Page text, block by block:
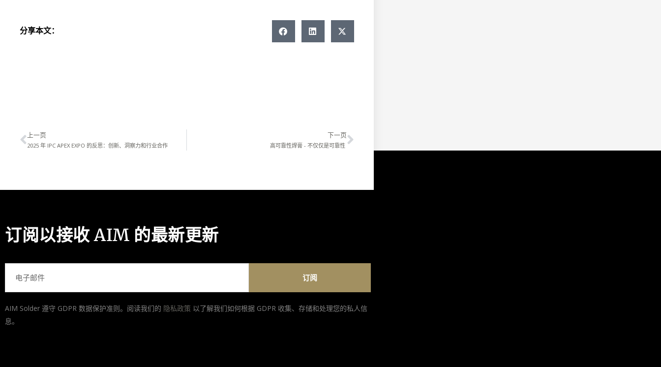
分享本文：
上一页
2025 年 IPC APEX EXPO 的反思：创新、洞察力和行业合作
下一页
高可靠性焊膏 - 不仅仅是可靠性
订阅以接收 AIM 的最新更新
件
订阅
AIM Solder 遵守 GDPR 数据保护准则。阅读我们的 隐私政策 以了解我们如何根据 GDPR 收集、存储和处理您的私人信
息。